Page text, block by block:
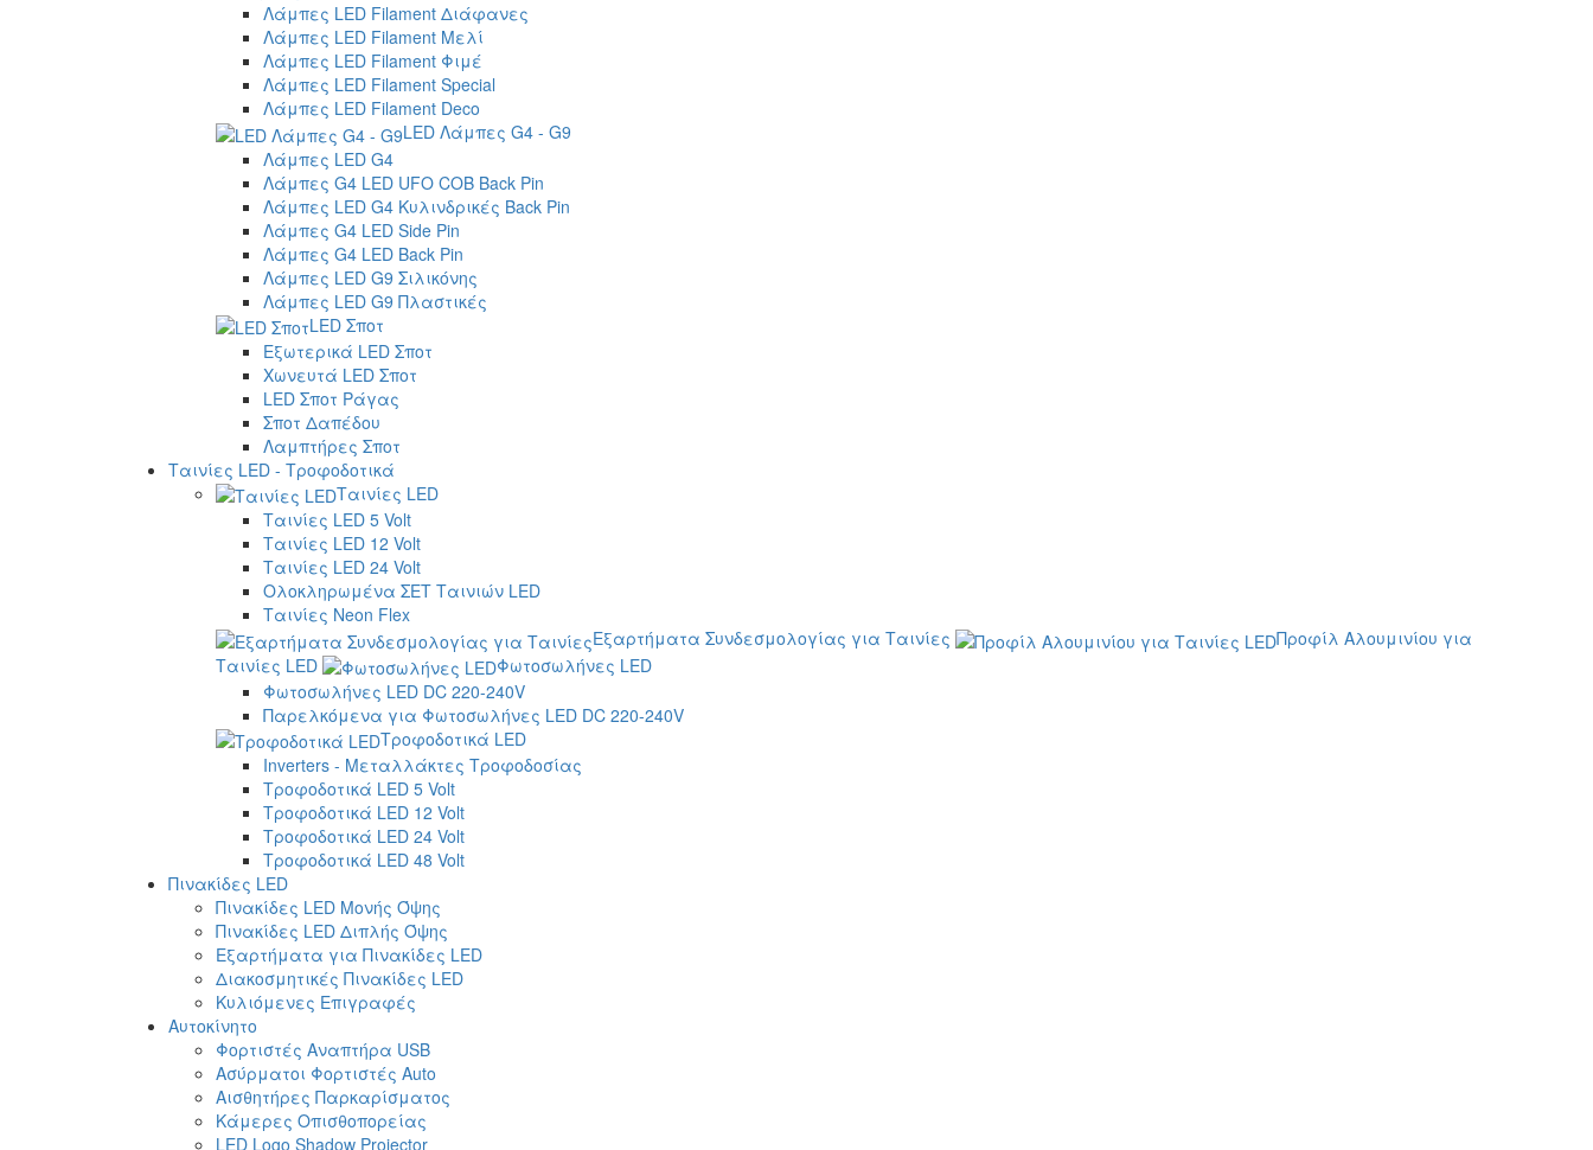
Λάμπες LED Filament Διάφανες
Λάμπες LED Filament Μελί
Λάμπες LED Filament Φιμέ
Λάμπες LED Filament Special
Λάμπες LED Filament Deco
LED Λάμπες G4 - G9
Λάμπες LED G4
Λάμπες G4 LED UFO COB Back Pin
Λάμπες LED G4 Κυλινδρικές Back Pin
Λάμπες G4 LED Side Pin
Λάμπες G4 LED Back Pin
Λάμπες LED G9 Σιλικόνης
Λάμπες LED G9 Πλαστικές
LED Σποτ
Εξωτερικά LED Σποτ
Χωνευτά LED Σποτ
LED Σποτ Ράγας
Σποτ Δαπέδου
Λαμπτήρες Σποτ
Ταινίες LED - Τροφοδοτικά
Ταινίες LED
Ταινίες LED 5 Volt
Ταινίες LED 12 Volt
Ταινίες LED 24 Volt
Ολοκληρωμένα ΣΕΤ Ταινιών LED
Ταινίες Neon Flex
Εξαρτήματα Συνδεσμολογίας για Ταινίες
Προφίλ Αλουμινίου για
Ταινίες LED
Φωτοσωλήνες LED
Φωτοσωλήνες LED DC 220-240V
Παρελκόμενα για Φωτοσωλήνες LED DC 220-240V
Τροφοδοτικά LED
Inverters - Μεταλλάκτες Τροφοδοσίας
Τροφοδοτικά LED 5 Volt
Τροφοδοτικά LED 12 Volt
Τροφοδοτικά LED 24 Volt
Τροφοδοτικά LED 48 Volt
Πινακίδες LED
Πινακίδες LED Μονής Όψης
Πινακίδες LED Διπλής Όψης
Εξαρτήματα για Πινακίδες LED
Διακοσμητικές Πινακίδες LED
Κυλιόμενες Επιγραφές
Αυτοκίνητο
Φορτιστές Αναπτήρα USB
Ασύρματοι Φορτιστές Auto
Αισθητήρες Παρκαρίσματος
Κάμερες Οπισθοπορείας
LED Logo Shadow Projector